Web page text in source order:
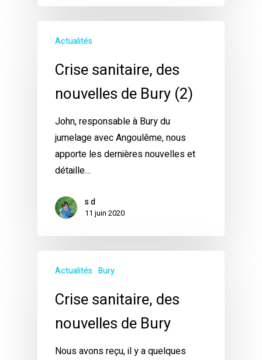
Actualités
Crise sanitaire, des
nouvelles de Bury (2)
John, responsable à Bury du
jumelage avec Angoulême, nous
apporte les dernières nouvelles et
détaille…
s d
11 juin 2020
Actualités Bury
Crise sanitaire, des
nouvelles de Bury
Nous avons reçu, il y a quelques